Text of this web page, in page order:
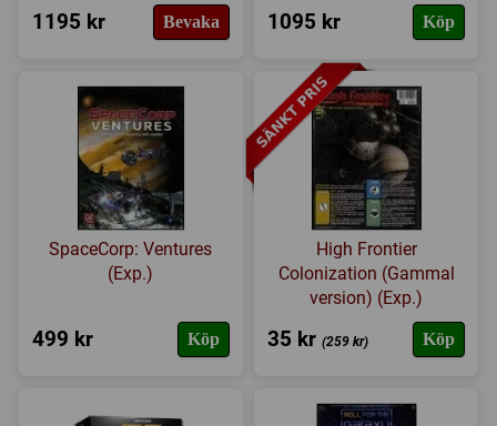
1195 kr Bevaka 1095 kr Köp
SpaceCorp: Ventures
(Exp.)
499 kr Köp
High Frontier
Colonization (Gammal
version) (Exp.)
35 kr(259 kr) Köp